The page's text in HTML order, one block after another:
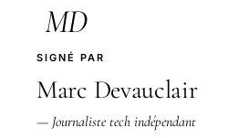
MD
SIGNÉ PAR
Marc Devauclair
— Journaliste tech indépendant